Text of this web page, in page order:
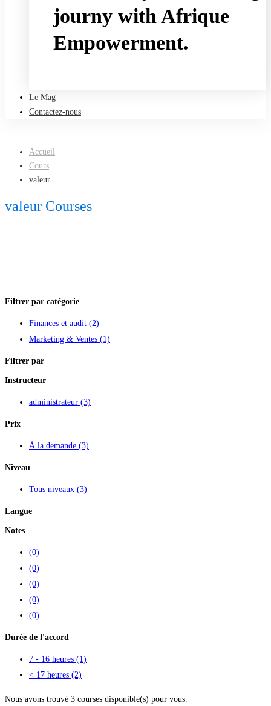
journy with Afrique
Empowerment.
Le Mag
Contactez-nous
Accueil
Cours
valeur
valeur Courses
Filtrer par catégorie
Finances et audit (2)
Marketing & Ventes (1)
Filtrer par
Instructeur
administrateur (3)
Prix
À la demande (3)
Niveau
Tous niveaux (3)
Langue
Notes
(0)
(0)
(0)
(0)
(0)
Durée de l'accord
7 - 16 heures (1)
< 17 heures (2)
Nous avons trouvé 3 courses disponible(s) pour vous.